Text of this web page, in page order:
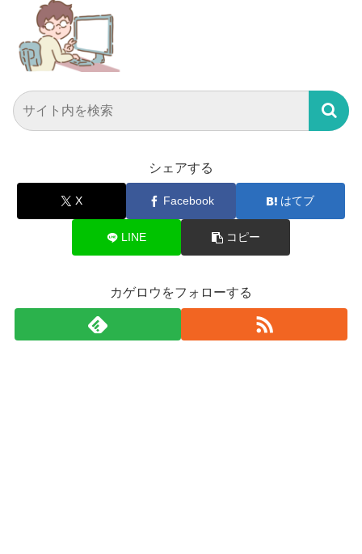
シェアする
X Facebook はてブ
LINE コピー
カゲロウをフォローする